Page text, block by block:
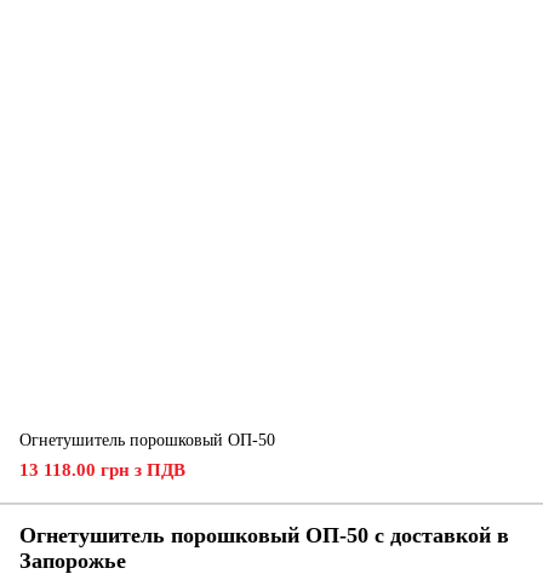
Огнетушитель порошковый ОП-50
13 118.00 грн з ПДВ
Огнетушитель порошковый ОП-50 с доставкой в
Запорожье